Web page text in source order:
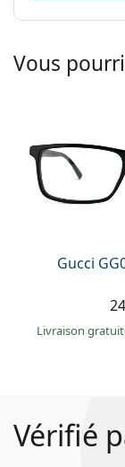
Vous
Gucci
Livraison
Vérifié